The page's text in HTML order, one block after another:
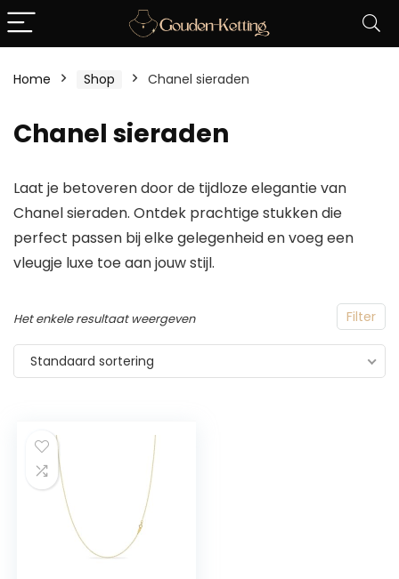
Home Shop Chanel sieraden
Chanel sieraden
Laat je betoveren door de tijdloze elegantie van
Chanel sieraden. Ontdek prachtige stukken die
perfect passen bij elke gelegenheid en voeg een
vleugje luxe toe aan jouw stijl.
Filter
Het enkele resultaat weergeven
Standaard sortering